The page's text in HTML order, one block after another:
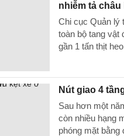
nhiễm tả châu
Chi cục Quản lý
toàn bộ tang vật
gần 1 tấn thịt
Nút giao 4
Sau hơn một
còn nhiều hạng
phóng mặt bằng